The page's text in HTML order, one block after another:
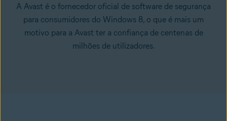
A Avast é o fornecedor oficial de software de segurança
para consumidores do Windows 8, o que é mais um
motivo para a Avast ter a confiança de centenas de
milhões de utilizadores.